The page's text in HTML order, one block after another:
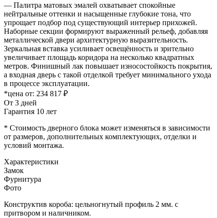
— Палитра матовых эмалей охватывает спокойные
нейтральные оттенки и насыщенные глубокие тона, что
упрощает подбор под существующий интерьер прихожей.
Наборные секции формируют выраженный рельеф, добавляя
металлической двери архитектурную выразительность.
Зеркальная вставка усиливает освещённость и зрительно
увеличивает площадь коридора на несколько квадратных
метров. Финишный лак повышает износостойкость покрытия,
а входная дверь с такой отделкой требует минимального ухода
в процессе эксплуатации.
*цена от: 234 817 ₽
От 3 дней
Гарантия 10 лет
* Стоимость дверного блока может изменяться в зависимости
от размеров, дополнительных комплектующих, отделки и
условий монтажа.
Характеристики
Замок
Фурнитура
Фото
Конструктив короба: цельногнутый профиль 2 мм. с
притвором и наличником.